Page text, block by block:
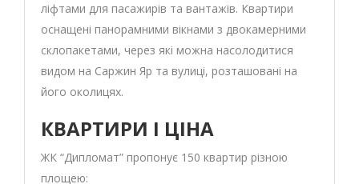
ліфтами для пасажирів та вантажів. Квартири
оснащені панорамними вікнами з двокамерними
склопакетами, через які можна насолодитися
видом на Саржин Яр та вулиці, розташовані на
його околицях.
КВАРТИРИ І ЦІНА
ЖК “Дипломат” пропонує 150 квартир різною
площею: